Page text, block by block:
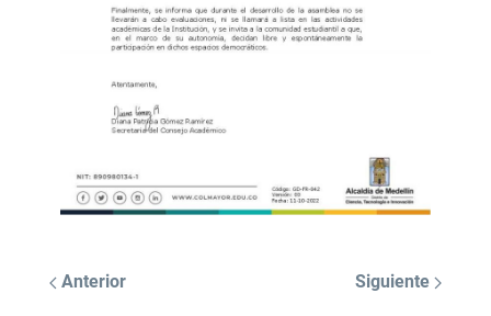
Anterior Siguiente